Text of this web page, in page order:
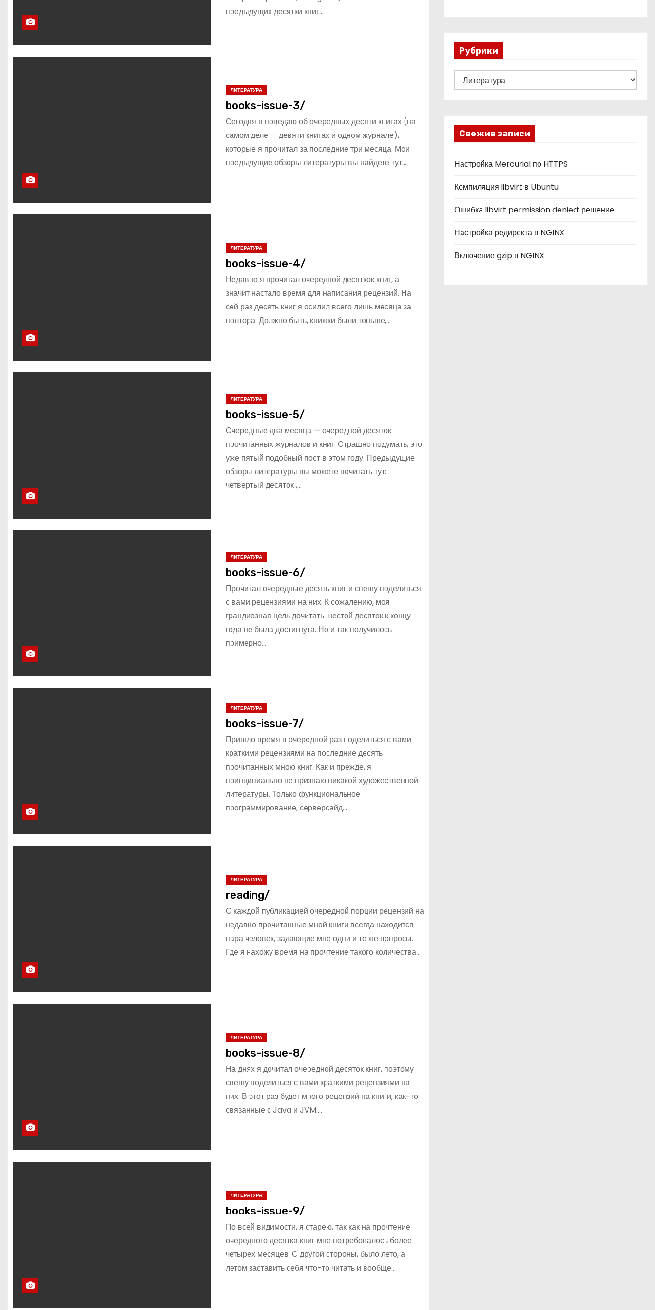
предыдущих десятки книг…
ЛИТЕРАТУРА
books-issue-3/
Сегодня я поведаю об очередных десяти книгах (на
самом деле — девяти книгах и одном журнале),
которые я прочитал за последние три месяца. Мои
предыдущие обзоры литературы вы найдете тут:…
ЛИТЕРАТУРА
books-issue-4/
Недавно я прочитал очередной десяткок книг, а
значит настало время для написания рецензий. На
сей раз десять книг я осилил всего лишь месяца за
полтора. Должно быть, книжки были тоньше,…
ЛИТЕРАТУРА
books-issue-5/
Очередные два месяца — очередной десяток
прочитанных журналов и книг. Страшно подумать, это
уже пятый подобный пост в этом году. Предыдущие
обзоры литературы вы можете почитать тут:
четвертый десяток ,…
ЛИТЕРАТУРА
books-issue-6/
Прочитал очередные десять книг и спешу поделиться
с вами рецензиями на них. К сожалению, моя
грандиозная цель дочитать шестой десяток к концу
года не была достигнута. Но и так получилось
примерно…
ЛИТЕРАТУРА
books-issue-7/
Пришло время в очередной раз поделиться с вами
краткими рецензиями на последние десять
прочитанных мною книг. Как и прежде, я
принципиально не признаю никакой художественной
литературы. Только функциональное
программирование, серверсайд…
ЛИТЕРАТУРА
reading/
С каждой публикацией очередной порции рецензий на
недавно прочитанные мной книги всегда находится
пара человек, задающие мне одни и те же вопросы.
Где я нахожу время на прочтение такого количества…
ЛИТЕРАТУРА
books-issue-8/
На днях я дочитал очередной десяток книг, поэтому
спешу поделиться с вами краткими рецензиями на
них. В этот раз будет много рецензий на книги, как-то
связанные с Java и JVM.…
ЛИТЕРАТУРА
books-issue-9/
По всей видимости, я старею, так как на прочтение
очередного десятка книг мне потребовалось более
четырех месяцев. С другой стороны, было лето, а
летом заставить себя что-то читать и вообще…
Рубрики
у
к
и
Свежие записи
Настройка Mercurial по HTTPS
Компиляция libvirt в Ubuntu
Ошибка libvirt permission denied: решение
Настройка редиректа в NGINX
Включение gzip в NGINX